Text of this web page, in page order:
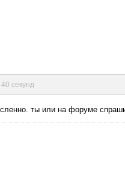
40 секунд
ты или на форуме